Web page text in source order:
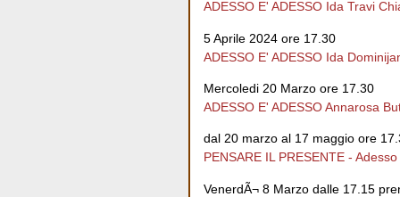
ADESSO E' ADESSO Ida Travi
5 Aprile 2024 ore 17.30
ADESSO E' ADESSO Ida
Mercoledi 20 Marzo ore 17.30
ADESSO E' ADESSO Annarosa
dal 20 marzo al 17 maggio ore
PENSARE IL PRESENTE -
VenerdÃ¬ 8 Marzo dalle 17.15